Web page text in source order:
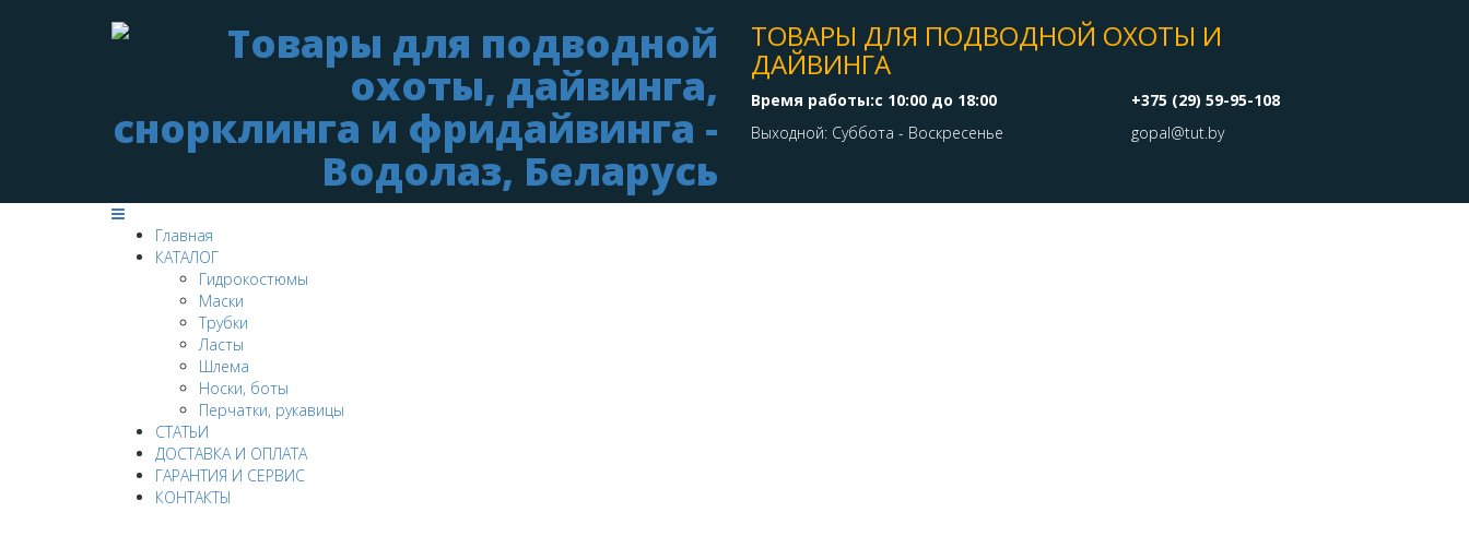
ТОВАРЫ ДЛЯ ПОДВОДНОЙ ОХОТЫ И
ДАЙВИНГА
Время работы:с 10:00 до 18:00
Выходной: Суббота - Воскресенье
+375 (29) 59-95-108
gopal@tut.by
Главная
КАТАЛОГ
Гидрокостюмы
Маски
Трубки
Ласты
Шлема
Носки, боты
Перчатки, рукавицы
СТАТЬИ
ДОСТАВКА И ОПЛАТА
ГАРАНТИЯ И СЕРВИС
КОНТАКТЫ